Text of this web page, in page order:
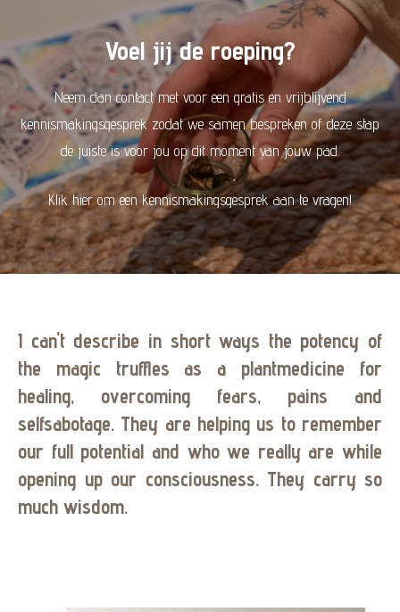
Voel jij de roeping?
Neem dan contact met voor een gratis en vrijblijvend
kennismakingsgesprek zodat we samen bespreken of deze stap
de juiste is voor jou op dit moment van jouw pad.
Klik hier om een kennismakingsgesprek aan te vragen!
I can't describe in short ways the potency of
the magic truffles as a plantmedicine for
healing, overcoming fears, pains and
selfsabotage. They are helping us to remember
our full potential and who we really are while
opening up our consciousness. They carry so
much wisdom.